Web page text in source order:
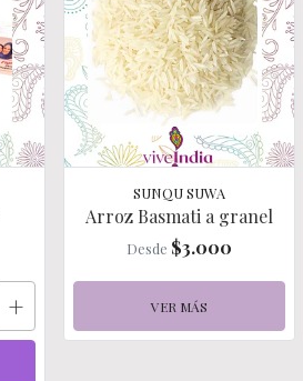
+
SUNQU SUWA
Arroz Basmati a granel
Desde $3.000
VER MÁS